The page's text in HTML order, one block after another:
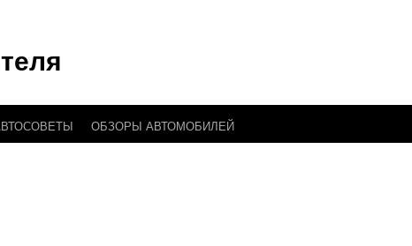
ОБЗОРЫ АВТОМОБИЛЕЙ